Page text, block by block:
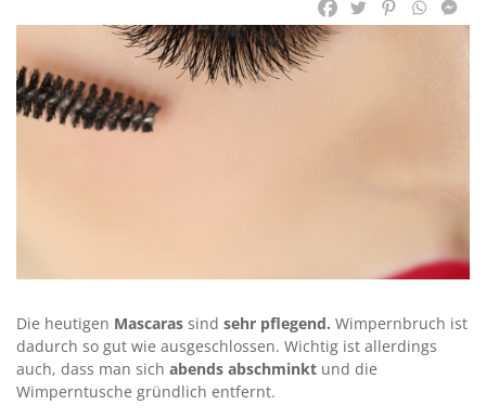
Die heutigen Mascaras sind sehr pflegend. Wimpernbruch ist
dadurch so gut wie ausgeschlossen. Wichtig ist allerdings
auch, dass man sich abends abschminkt und die
Wimperntusche gründlich entfernt.